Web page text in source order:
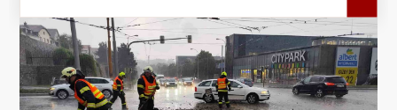
zaplaveným komunikacím.